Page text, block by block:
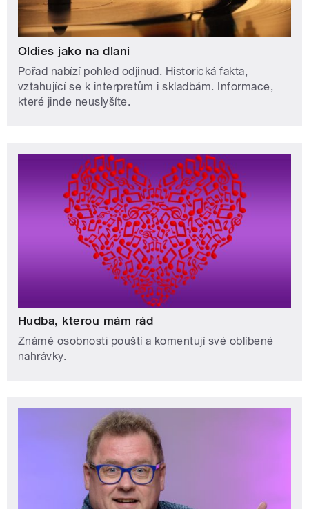
Oldies jako na dlani
Pořad nabízí pohled odjinud. Historická fakta,
vztahující se k interpretům i skladbám. Informace,
které jinde neuslyšíte.
Hudba, kterou mám rád
Známé osobnosti pouští a komentují své oblíbené
nahrávky.